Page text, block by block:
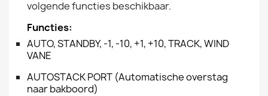
volgende functies beschikbaar.
Functies:
AUTO,STANDBY, -1, -10, +1, +10,TRACK,WIND
VANE
AUTOSTACK PORT (Automatische overstag
naar bakboord)